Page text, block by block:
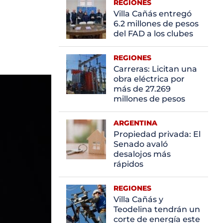
REGIONES
Villa Cañás entregó
6.2 millones de pesos
del FAD a los clubes
REGIONES
Carreras: Licitan una
obra eléctrica por
más de 27.269
millones de pesos
ARGENTINA
Propiedad privada: El
Senado avaló
desalojos más
rápidos
REGIONES
Villa Cañás y
Teodelina tendrán un
corte de energía este